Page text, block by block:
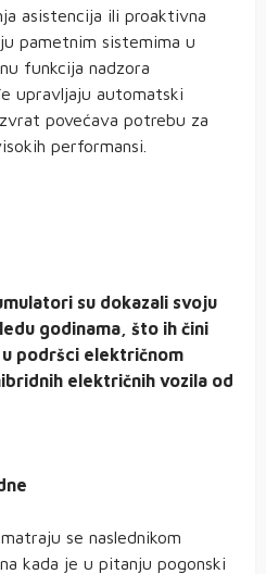
asistencija ili proaktivna
pametnim sistemima u
funkcija nadzora
upravljaju automatski
povećava potrebu za
performansi.
su dokazali svoju
godinama, što ih čini
podršci električnom
električnih vozila od
se naslednikom
kada je u pitanju pogonski